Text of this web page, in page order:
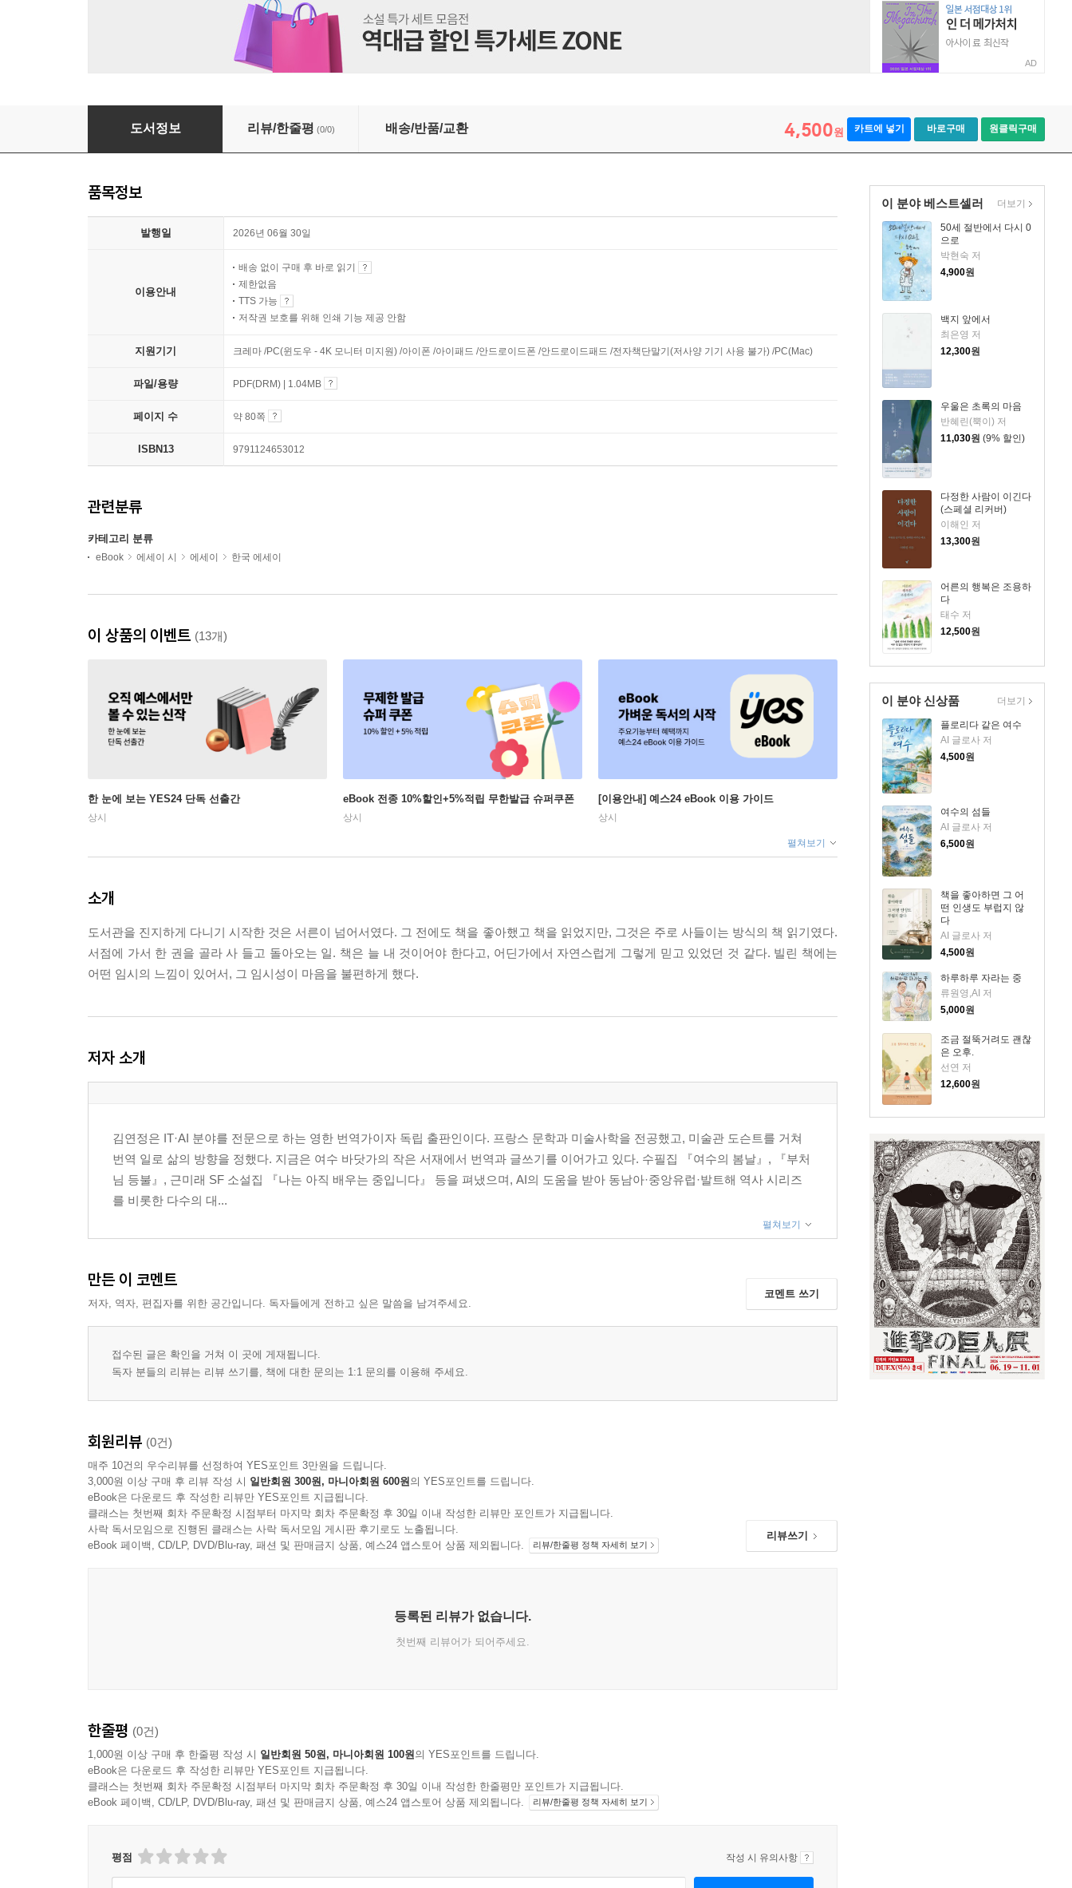
AD
다빈치의 도서관
도서정보 리뷰/한줄평 (0/0) 배송/반품/교환 4,500원 카트에 넣기 바로구매 원클릭구매
이 분야 베스트셀러
50세 절반에서 다시 0
으로
박현숙 저
4,900원
백지 앞에서
최은영 저
12,300원
우울은 초록의 마음
반혜린(뿍이) 저
11,030원 (9% 할인)
다정한 사람이 이긴다
(스페셜 리커버)
이해인 저
13,300원
어른의 행복은 조용하
다
태수 저
12,500원
더보기
이 분야 신상품
플로리다 같은 여수
AI 글로사 저
4,500원
여수의 섬들
AI 글로사 저
6,500원
책을 좋아하면 그 어
떤 인생도 부럽지 않
다
AI 글로사 저
4,500원
하루하루 자라는 중
류원영,AI 저
5,000원
조금 절뚝거려도 괜찮
은 오후.
선연 저
12,600원
더보기
품목정보
발행일 2026년 06월 30일
이용안내
배송 없이 구매 후 바로 읽기
제한없음
TTS 가능
저작권 보호를 위해 인쇄 기능 제공 안함
지원기기 크레마 /PC(윈도우 - 4K 모니터 미지원) /아이폰 /아이패드 /안드로이드폰 /안드로이드패드 /전자책단말기(저사양 기기 사용 불가) /PC(Mac)
파일/용량 PDF(DRM) | 1.04MB
페이지 수 약 80쪽
ISBN13 9791124653012
관련분류
카테고리 분류
eBook 에세이 시 에세이 한국 에세이
이 상품의 이벤트 (13개)
한 눈에 보는 YES24 단독 선출간
상시
eBook 전종 10%할인+5%적립 무한발급 슈퍼쿠폰
상시
[이용안내] 예스24 eBook 이용 가이드
상시
펼쳐보기
소개
도서관을 진지하게 다니기 시작한 것은 서른이 넘어서였다. 그 전에도 책을 좋아했고 책을 읽었지만, 그것은 주로 사들이는 방식의 책 읽기였다.
서점에 가서 한 권을 골라 사 들고 돌아오는 일. 책은 늘 내 것이어야 한다고, 어딘가에서 자연스럽게 그렇게 믿고 있었던 것 같다. 빌린 책에는
어떤 임시의 느낌이 있어서, 그 임시성이 마음을 불편하게 했다.
저자 소개
김연정은 IT·AI 분야를 전문으로 하는 영한 번역가이자 독립 출판인이다. 프랑스 문학과 미술사학을 전공했고, 미술관 도슨트를 거쳐
번역 일로 삶의 방향을 정했다. 지금은 여수 바닷가의 작은 서재에서 번역과 글쓰기를 이어가고 있다. 수필집 『여수의 봄날』, 『부처
님 등불』, 근미래 SF 소설집 『나는 아직 배우는 중입니다』 등을 펴냈으며, AI의 도움을 받아 동남아·중앙유럽·발트해 역사 시리즈
를 비롯한 다수의 대...
펼쳐보기
만든 이 코멘트
저자, 역자, 편집자를 위한 공간입니다. 독자들에게 전하고 싶은 말씀을 남겨주세요.
코멘트 쓰기
접수된 글은 확인을 거쳐 이 곳에 게재됩니다.
독자 분들의 리뷰는 리뷰 쓰기를, 책에 대한 문의는 1:1 문의를 이용해 주세요.
회원리뷰 (0건)
매주 10건의 우수리뷰를 선정하여 YES포인트 3만원을 드립니다.
3,000원 이상 구매 후 리뷰 작성 시 일반회원 300원, 마니아회원 600원의 YES포인트를 드립니다.
eBook은 다운로드 후 작성한 리뷰만 YES포인트 지급됩니다.
클래스는 첫번째 회차 주문확정 시점부터 마지막 회차 주문확정 후 30일 이내 작성한 리뷰만 포인트가 지급됩니다.
사락 독서모임으로 진행된 클래스는 사락 독서모임 게시판 후기로도 노출됩니다.
eBook 페이백, CD/LP, DVD/Blu-ray, 패션 및 판매금지 상품, 예스24 앱스토어 상품 제외됩니다.
리뷰/한줄평 정책 자세히 보기
리뷰쓰기
등록된 리뷰가 없습니다.
첫번째 리뷰어가 되어주세요.
한줄평 (0건)
1,000원 이상 구매 후 한줄평 작성 시 일반회원 50원, 마니아회원 100원의 YES포인트를 드립니다.
eBook은 다운로드 후 작성한 리뷰만 YES포인트 지급됩니다.
클래스는 첫번째 회차 주문확정 시점부터 마지막 회차 주문확정 후 30일 이내 작성한 한줄평만 포인트가 지급됩니다.
eBook 페이백, CD/LP, DVD/Blu-ray, 패션 및 판매금지 상품, 예스24 앱스토어 상품 제외됩니다.
리뷰/한줄평 정책 자세히 보기
평점 작성 시 유의사항